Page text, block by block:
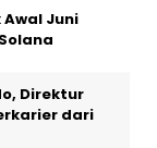
Juni
Direktur
dari